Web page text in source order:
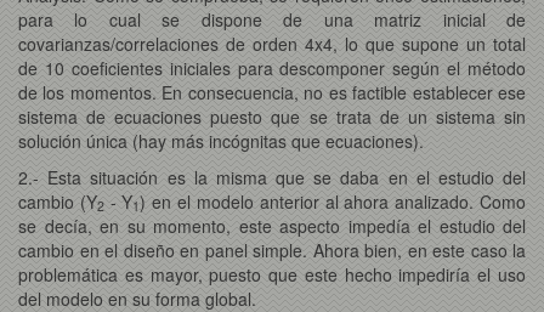
para lo cual se dispone de una matriz inicial de
covarianzas/correlaciones de orden 4x4, lo que supone un total
de 10 coeficientes iniciales para descomponer según el método
de los momentos. En consecuencia, no es factible establecer ese
sistema de ecuaciones puesto que se trata de un sistema sin
solución única (hay más incógnitas que ecuaciones).
2.- Esta situación es la misma que se daba en el estudio del
cambio (Y2- Y1) en el modelo anterior al ahora analizado. Como
se decía, en su momento, este aspecto impedía el estudio del
cambio en el diseño en panel simple. Ahora bien, en este caso la
problemática es mayor, puesto que este hecho impediría el uso
del modelo en su forma global.